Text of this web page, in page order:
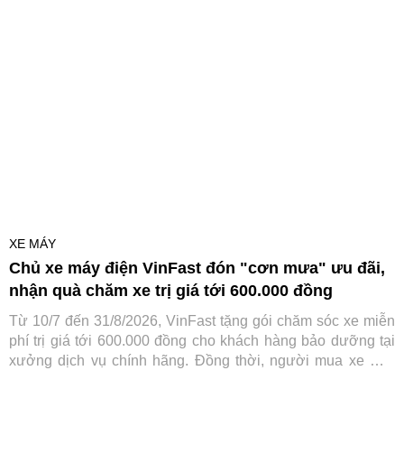
XE MÁY
Chủ xe máy điện VinFast đón "cơn mưa" ưu đãi,
nhận quà chăm xe trị giá tới 600.000 đồng
Từ 10/7 đến 31/8/2026, VinFast tặng gói chăm sóc xe miễn
phí trị giá tới 600.000 đồng cho khách hàng bảo dưỡng tại
xưởng dịch vụ chính hãng. Đồng thời, người mua xe mới